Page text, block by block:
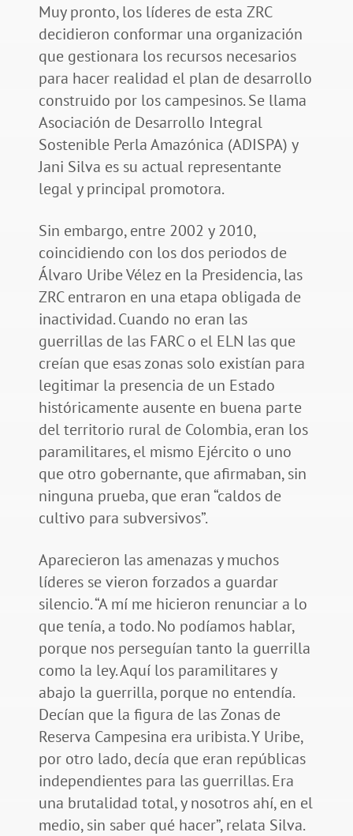
Muy pronto, los líderes de esta ZRC
decidieron conformar una organización
que gestionara los recursos necesarios
para hacer realidad el plan de desarrollo
construido por los campesinos. Se llama
Asociación de Desarrollo Integral
Sostenible Perla Amazónica (ADISPA) y
Jani Silva es su actual representante
legal y principal promotora.
Sin embargo, entre 2002 y 2010,
coincidiendo con los dos periodos de
Álvaro Uribe Vélez en la Presidencia, las
ZRC entraron en una etapa obligada de
inactividad. Cuando no eran las
guerrillas de las FARC o el ELN las que
creían que esas zonas solo existían para
legitimar la presencia de un Estado
históricamente ausente en buena parte
del territorio rural de Colombia, eran los
paramilitares, el mismo Ejército o uno
que otro gobernante, que afirmaban, sin
ninguna prueba, que eran “caldos de
cultivo para subversivos”.
Aparecieron las amenazas y muchos
líderes se vieron forzados a guardar
silencio. “A mí me hicieron renunciar a lo
que tenía, a todo. No podíamos hablar,
porque nos perseguían tanto la guerrilla
como la ley. Aquí los paramilitares y
abajo la guerrilla, porque no entendía.
Decían que la figura de las Zonas de
Reserva Campesina era uribista. Y Uribe,
por otro lado, decía que eran repúblicas
independientes para las guerrillas. Era
una brutalidad total, y nosotros ahí, en el
medio, sin saber qué hacer”, relata Silva.